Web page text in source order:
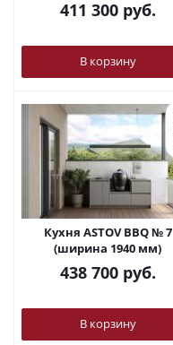
411 300руб.
В корзину
Кухня ASTOV BBQ № 7
(ширина 1940 мм)
438 700руб.
В корзину